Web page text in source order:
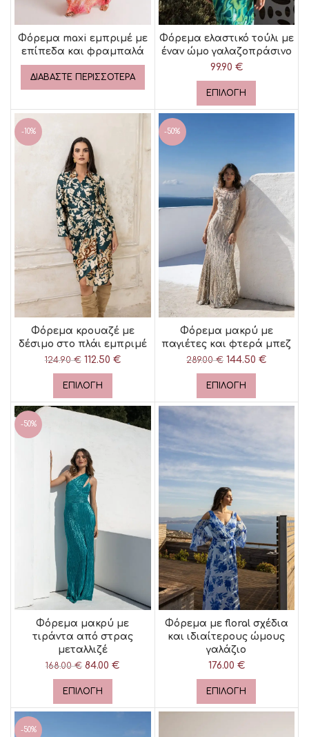
Φόρεμα maxi εμπριμέ με
επίπεδα και φραμπαλά
ΔΙΑΒΆΣΤΕ ΠΕΡΙΣΣΌΤΕΡΑ
Φόρεμα ελαστικό τούλι με
έναν ώμο γαλαζοπράσινο
99.90 €
ΕΠΙΛΟΓΉ
-10%
Φόρεμα κρουαζέ με
δέσιμο στο πλάι εμπριμέ
124.90€ Original price
was: 124.90 €.
112.50 €
ΕΠΙΛΟΓΉ
-50%
Φόρεμα μακρύ με
παγιέτες και φτερά μπεζ
289.00€ Original price
was: 289.00 €.
144.50€
ΕΠΙΛΟΓΉ
-50%
Φόρεμα μακρύ με
τιράντα από στρας
μεταλλιζέ
168.00€ Original price
was: 168.00 €.
84.00€
ΕΠΙΛΟΓΉ
Φόρεμα με floral σχέδια
και ιδιαίτερους ώμους
γαλάζιο
176.00 €
ΕΠΙΛΟΓΉ
-50%